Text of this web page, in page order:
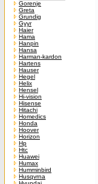
Gorenje
Greta
Grundig
Gyyr
Haier
Hama
Hanpin
Hansa
Harman-kardon
Hartens
Hauser
Hegel
Helix
Hensel
Hi-vision
Hisense
Hitachi
Homedics
Honda
Hoover
Horizon
Hp
Htc
Huawei
Humax
Humminbird
Husqvrna